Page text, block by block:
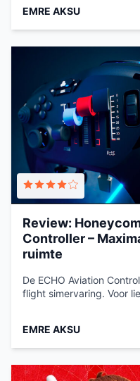
EMRE AKSU
Review:
Controller –
ruimte
De ECHO Aviation
flight simervaring. Voor
EMRE AKSU